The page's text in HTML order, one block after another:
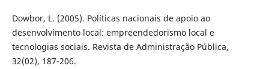
Dowbor, L. (2005). Políticas nacionais de apoio ao
desenvolvimento local: empreendedorismo local e
tecnologias sociais. Revista de Administração Pública,
32(02), 187-206.